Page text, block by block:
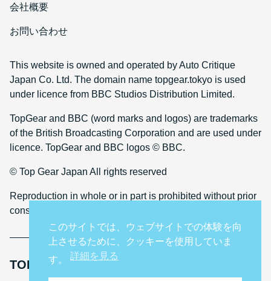
会社概要
お問い合わせ
This website is owned and operated by Auto Critique
Japan Co. Ltd. The domain name topgear.tokyo is used
under licence from BBC Studios Distribution Limited.
TopGear and BBC (word marks and logos) are trademarks
of the British Broadcasting Corporation and are used under
licence. TopGear and BBC logos © BBC.
© Top Gear Japan All rights reserved
Reproduction in whole or in part is prohibited without prior
consent
TOP GEAR INTERNATIONAL SITES
このサイトでは、ウェブサイトでの体験を向
上させるために、クッキーを使用していま
す。 詳細を見る